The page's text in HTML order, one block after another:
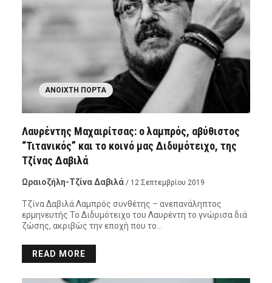
ΑΝΟΙΧΤΉ ΠΌΡΤΑ
Λαυρέντης Μαχαιρίτσας: ο λαμπρός, αβύθιστος
“Τιτανικός” και το κοινό μας Διδυμότειχο, της
Τζίνας Δαβιλά
Ωραιοζήλη-Τζίνα Δαβιλά / 12 Σεπτεμβρίου 2019
Τζίνα Δαβιλά Λαμπρός συνθέτης – ανεπανάληπτος
ερμηνευτής Το Διδυμότειχο του Λαυρέντη το γνώρισα διά
ζώσης, ακριβώς την εποχή που το…
READ MORE